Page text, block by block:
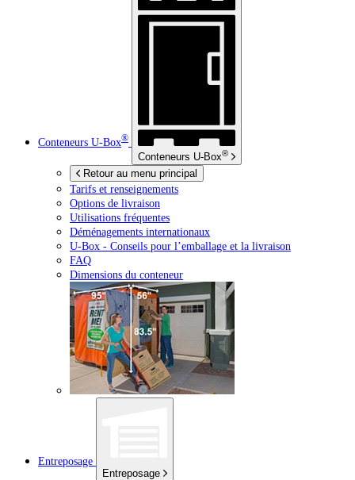
Conteneurs U-Box®
Conteneurs U-Box®
Retour au menu principal
Tarifs et renseignements
Options de livraison
Utilisations fréquentes
Déménagements internationaux
U-Box - Conseils pour l’emballage et la livraison
FAQ
Dimensions du conteneur
Entreposage
Entreposage